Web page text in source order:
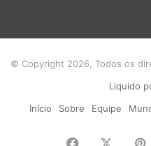
© Copyright 2026, Todos os
Liquido
Início
Sobre Equipe
Facebook